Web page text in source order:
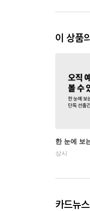
이 상품
한 눈에 보
상시
카드뉴